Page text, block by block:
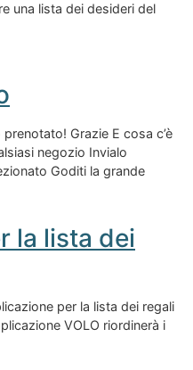
una lista dei desideri del
Grazie E cosa c’è
negozio Invialo
Goditi la grande
la lista dei
per la lista dei regali
VOLO riordinerà i